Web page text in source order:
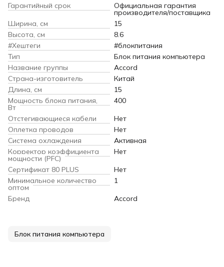
Гарантийный срок
Официальная гарантия
производителя/поставщика
Ширина, см
15
Высота, см
8.6
#Хештеги
#блокпитания
Тип
Блок питания компьютера
Название группы
Accord
Страна-изготовитель
Китай
Длина, см
15
Мощность блока питания,
Вт
400
Отстегивающиеся кабели
Нет
Оплетка проводов
Нет
Система охлаждения
Активная
Корректор коэффициента
мощности (PFC)
Нет
Сертификат 80 PLUS
Нет
Минимальное количество
оптом
1
Бренд
Accord
Блок питания компьютера